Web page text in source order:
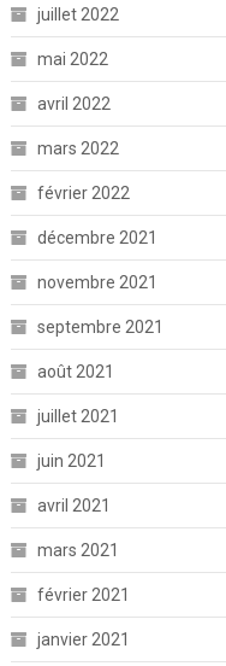
juillet 2022
mai 2022
avril 2022
mars 2022
février 2022
décembre 2021
novembre 2021
septembre 2021
août 2021
juillet 2021
juin 2021
avril 2021
mars 2021
février 2021
janvier 2021